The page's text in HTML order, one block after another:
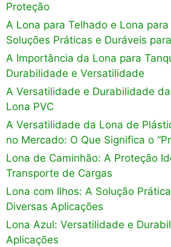
Proteção
A Lona para Telhado e Lona
Soluções Práticas e Duráveis
A Importância da Lona para
Durabilidade e Versatilidade
A Versatilidade e Durabilidade
Lona PVC
A Versatilidade da Lona de
no Mercado: O Que Significa o
Lona de Caminhão: A Proteção
Transporte de Cargas
Lona com Ilhos: A Solução
Diversas Aplicações
Lona Azul: Versatilidade e
Aplicações